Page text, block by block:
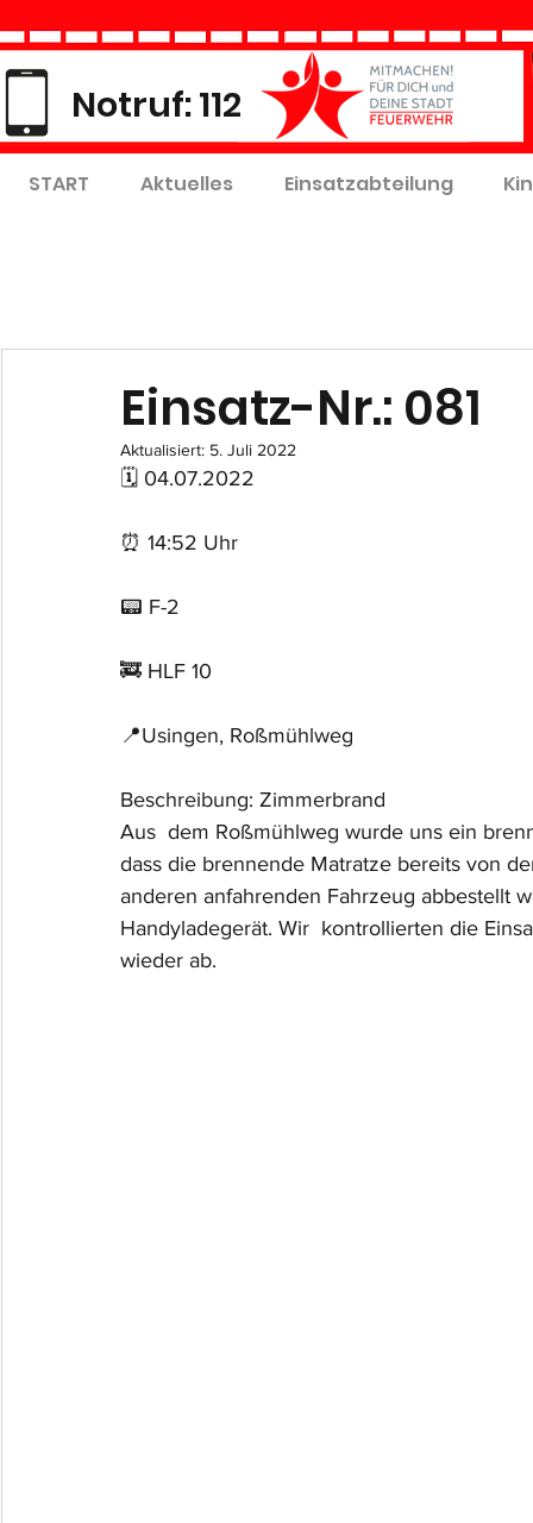
Notruf: 112
START Aktuelles Einsatzabteilung
Einsatz-Nr.: 081
Aktualisiert: 5. Juli 2022
🗓 04.07.2022
⏰ 14:52 Uhr
📟 F-2
🚒 HLF 10
📍Usingen, Roßmühlweg
Beschreibung: Zimmerbrand
Aus  dem Roßmühlweg wurde uns ein
dass die brennende Matratze bereits von
anderen anfahrenden Fahrzeug abbestellt
Handyladegerät. Wir  kontrollierten die
wieder ab.